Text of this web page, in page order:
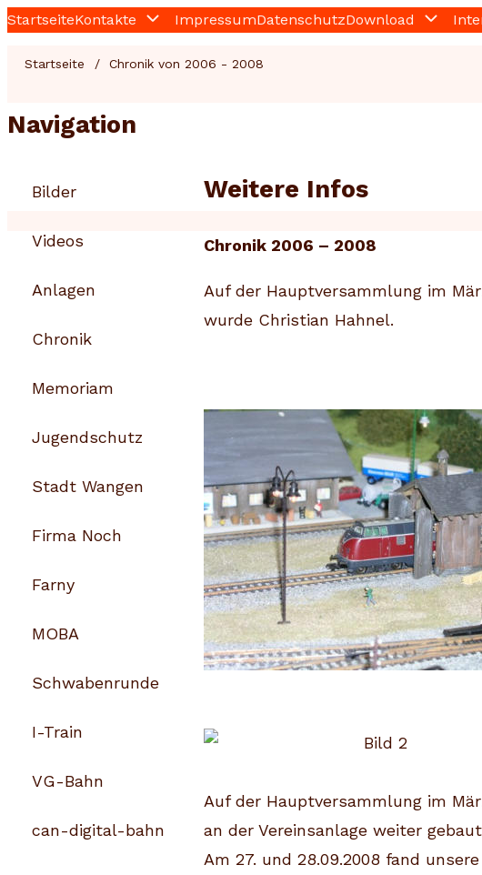
Direkt
StartseiteKontakte ImpressumDatenschutzDownload
Startseite Chronik von 2006 - 2008
Navigation
Bilder
Videos
Anlagen
Chronik
Memoriam
Jugendschutz
Weitere Infos
Stadt Wangen
Firma Noch
Farny
MOBA
Schwabenrunde
I-Train
VG-Bahn
can-digital-bahn
Chronik 2006 – 2008
Auf der Hauptversammlung im
wurde Christian Hahnel.
Auf der Hauptversammlung im
an der Vereinsanlage weiter
Am 27. und 28.09.2008 fand